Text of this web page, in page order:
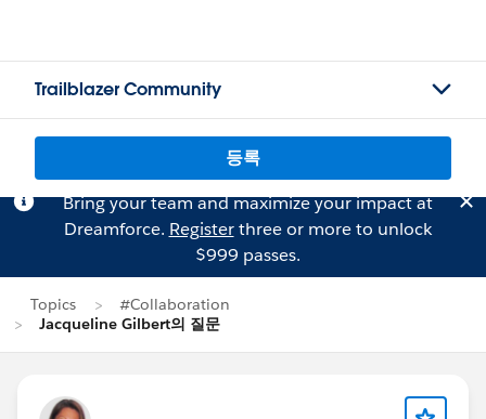
Trailblazer Community
등록
Bring your team and maximize your impact at
Dreamforce. Registerthree or more to unlock
$999 passes.
Topics
#Collaboration
Jacqueline Gilbert의 질문